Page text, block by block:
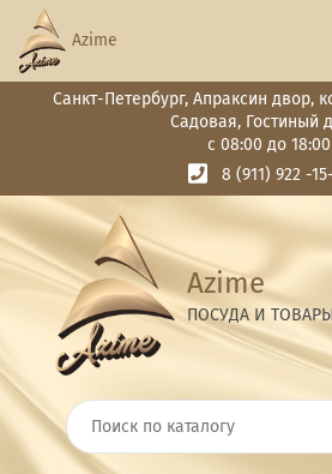
Санкт-Петербург, Апраксин двор,
Садовая, Гостиный
с 08:00 до 18:00
8 (911) 922 -
Azime
ПОСУДА И
Azime